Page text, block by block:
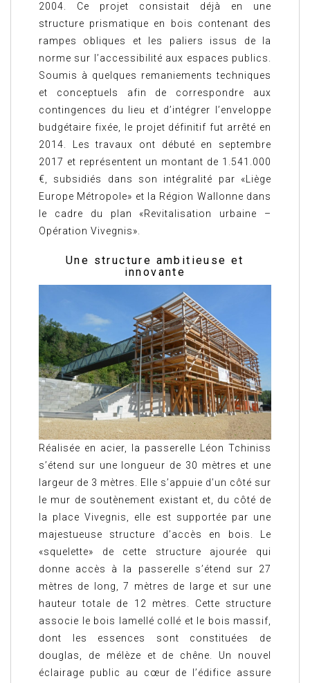
2004. Ce projet consistait déjà en une
structure prismatique en bois contenant des
rampes obliques et les paliers issus de la
norme sur l’accessibilité aux espaces publics.
Soumis à quelques remaniements techniques
et conceptuels afin de correspondre aux
contingences du lieu et d’intégrer l’enveloppe
budgétaire fixée, le projet définitif fut arrêté en
2014. Les travaux ont débuté en septembre
2017 et représentent un montant de 1.541.000
€, subsidiés dans son intégralité par «Liège
Europe Métropole» et la Région Wallonne dans
le cadre du plan «Revitalisation urbaine –
Opération Vivegnis».
Une structure ambitieuse et
innovante
Réalisée en acier, la passerelle Léon Tchiniss
s’étend sur une longueur de 30 mètres et une
largeur de 3 mètres. Elle s’appuie d’un côté sur
le mur de soutènement existant et, du côté de
la place Vivegnis, elle est supportée par une
majestueuse structure d’accès en bois. Le
«squelette» de cette structure ajourée qui
donne accès à la passerelle s’étend sur 27
mètres de long, 7 mètres de large et sur une
hauteur totale de 12 mètres. Cette structure
associe le bois lamellé collé et le bois massif,
dont les essences sont constituées de
douglas, de mélèze et de chêne. Un nouvel
éclairage public au cœur de l’édifice assure